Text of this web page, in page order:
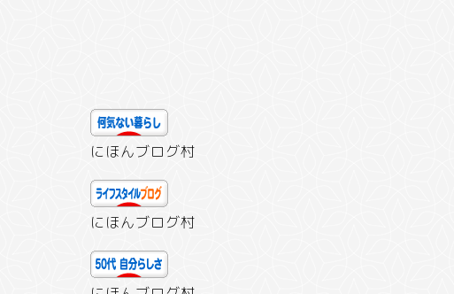
にほんブログ村
にほんブログ村